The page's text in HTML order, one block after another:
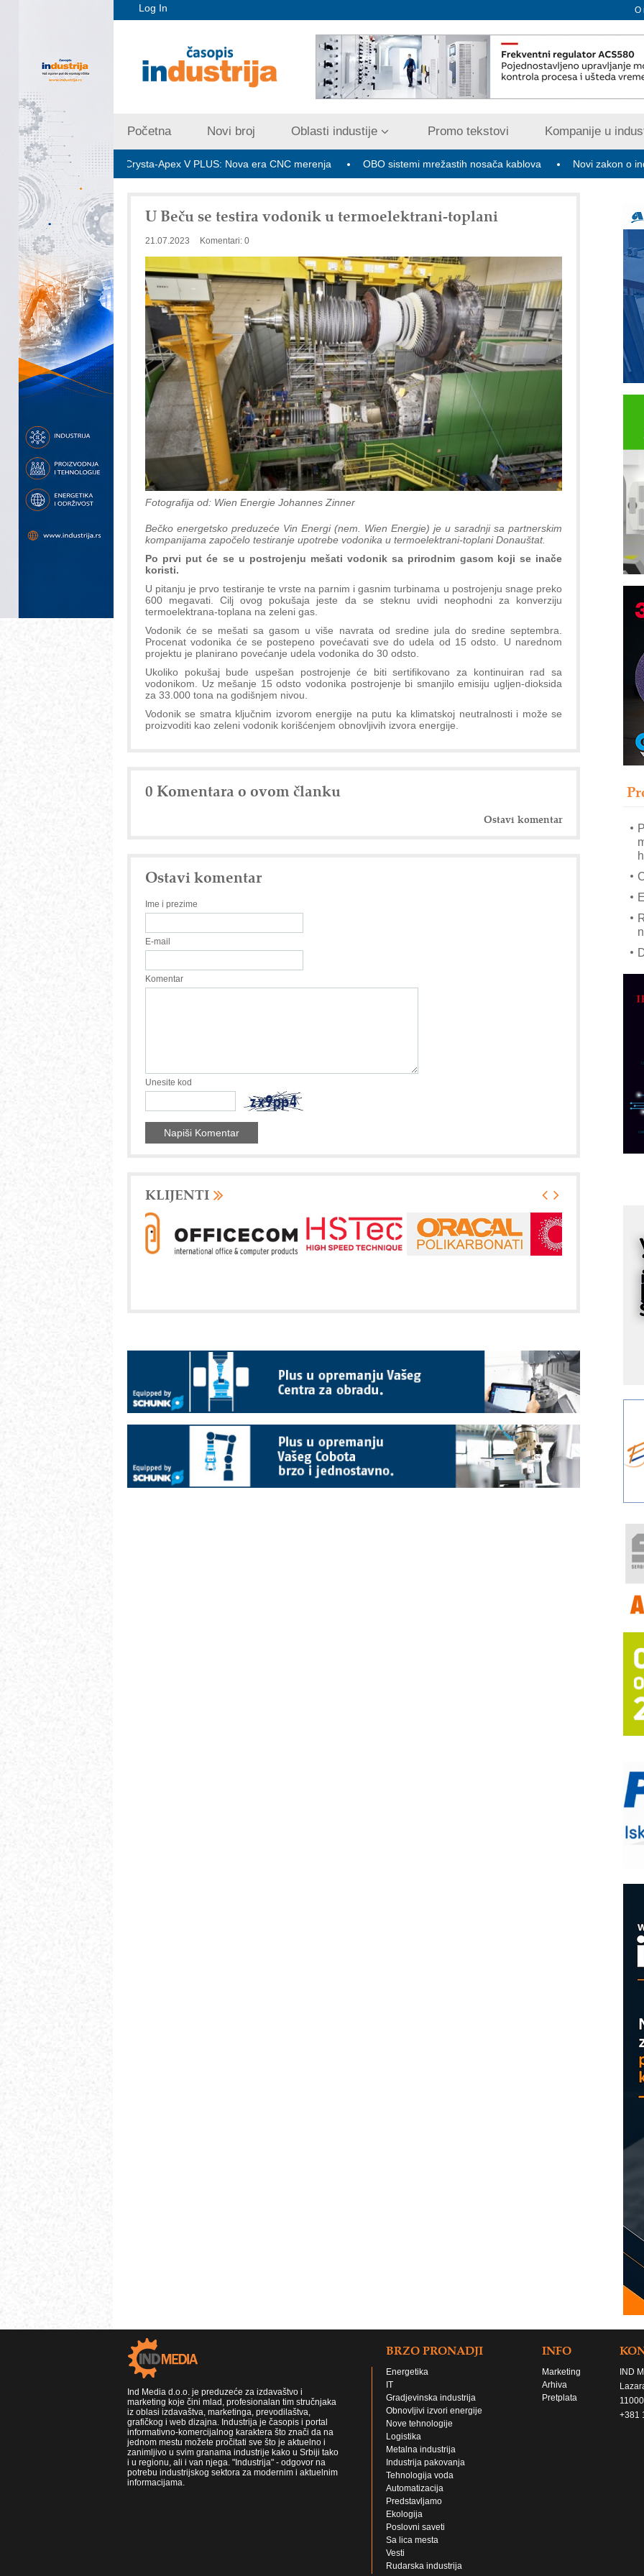
Log In O
Početna Novi broj Oblasti industije Promo tekstovi Kompanije u
Mitutoyo Crysta-Apex V PLUS: Nova era CNC merenja OBO sistemi mrežastih nosača kablova Novi zakon o
U Beču se testira vodonik u termoelektrani-toplani
21.07.2023 Komentari: 0
Fotografija od: Wien Energie Johannes Zinner
Bečko energetsko preduzeće Vin Energi (nem. Wien Energie) je u saradnji sa partnerskim
kompanijama započelo testiranje upotrebe vodonika u termoelektrani-toplani Donauštat.
Po prvi put će se u postrojenju mešati vodonik sa prirodnim gasom koji se inače
koristi.
U pitanju je prvo testiranje te vrste na parnim i gasnim turbinama u postrojenju snage preko
600 megavati. Cilj ovog pokušaja jeste da se steknu uvidi neophodni za konverziju
termoelektrana-toplana na zeleni gas.
Vodonik će se mešati sa gasom u više navrata od sredine jula do sredine septembra.
Procenat vodonika će se postepeno povećavati sve do udela od 15 odsto. U narednom
projektu je planirano povećanje udela vodonika do 30 odsto.
Ukoliko pokušaj bude uspešan postrojenje će biti sertifikovano za kontinuiran rad sa
vodonikom. Uz mešanje 15 odsto vodonika postrojenje bi smanjilo emisiju ugljen-dioksida
za 33.000 tona na godišnjem nivou.
Vodonik se smatra ključnim izvorom energije na putu ka klimatskoj neutralnosti i može se
proizvoditi kao zeleni vodonik korišćenjem obnovljivih izvora energije.
0 Komentara o ovom članku
Ostavi komentar
Ostavi komentar
Ime i prezime
E-mail
Komentar
Unesite kod
KLIJENTI
Ind Media d.o.o. je preduzeće za izdavaštvo i
marketing koje čini mlad, profesionalan tim stručnjaka
iz oblasi izdavaštva, marketinga, prevodilaštva,
grafičkog i web dizajna. Industrija je časopis i portal
informativno-komercijalnog karaktera što znači da na
jednom mestu možete pročitati sve što je aktuelno i
zanimljivo u svim granama industrije kako u Srbiji tako
i u regionu, ali i van njega. "Industrija" - odgovor na
potrebu industrijskog sektora za modernim i aktuelnim
informacijama.
BRZO PRONADJI
Energetika
IT
Gradjevinska industrija
Obnovljivi izvori energije
Nove tehnologije
Logistika
Metalna industrija
Industrija pakovanja
Tehnologija voda
Automatizacija
Predstavljamo
Ekologija
Poslovni saveti
Sa lica mesta
Vesti
Rudarska industrija
INFO
Marketing
Arhiva
Pretplata
IND
+381